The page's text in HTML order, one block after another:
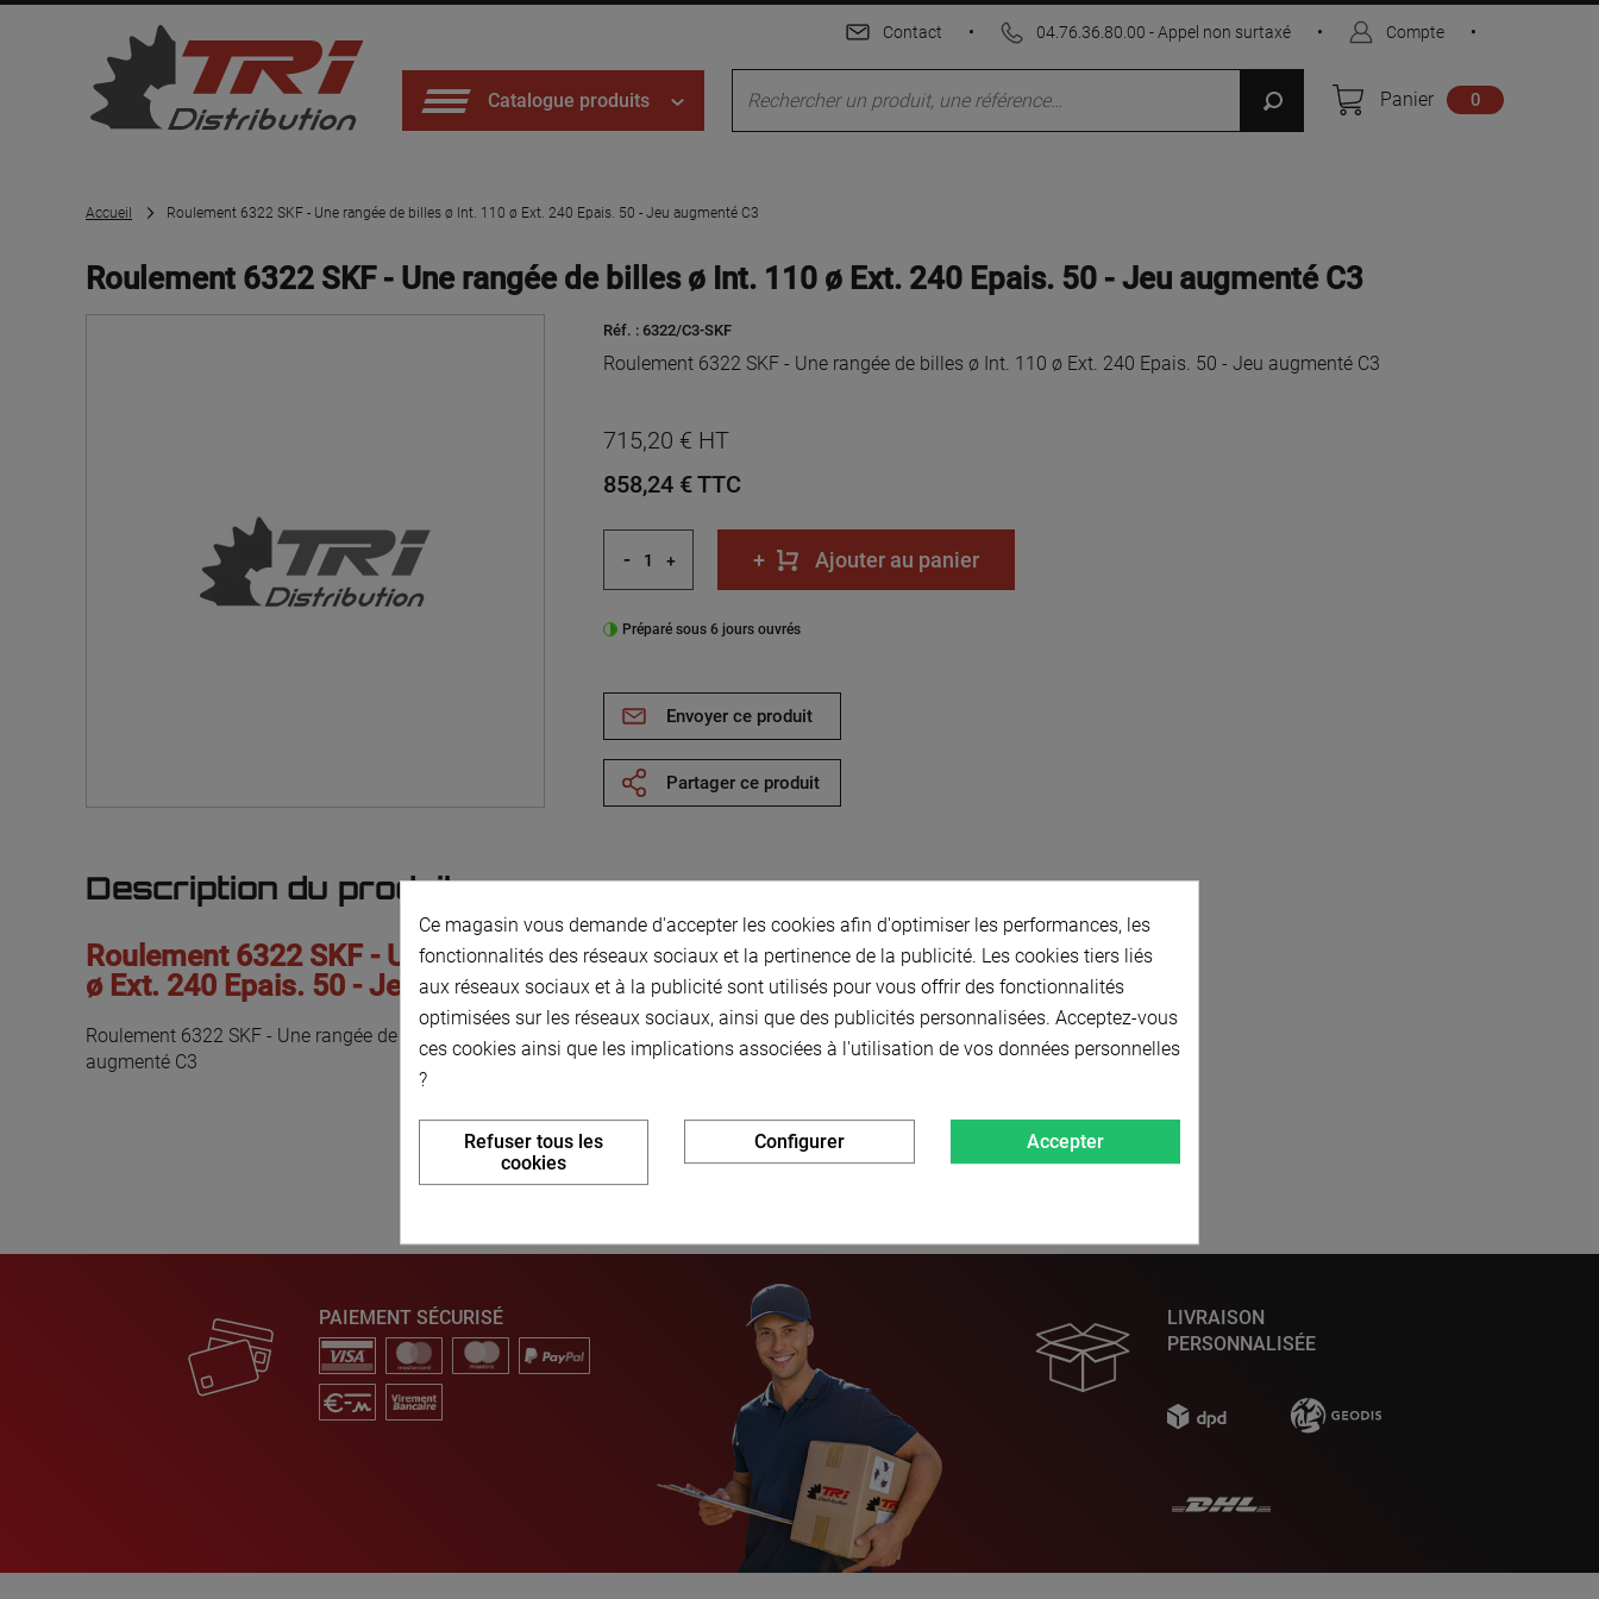
Catalogue produits Panier 0
Contact • 04.76.36.80.00 - Appel non surtaxé • Compte •
Accueil Roulement 6322 SKF - Une rangée de billes ø Int. 110 ø Ext. 240 Epais. 50 - Jeu augmenté C3
Roulement 6322 SKF - Une rangée de billes ø Int. 110 ø Ext. 240 Epais. 50 - Jeu augmenté C3
Réf. : 6322/C3-SKF
Roulement 6322 SKF - Une rangée de billes ø Int. 110 ø Ext. 240 Epais. 50 - Jeu augmenté C3
715,20 € HT
858,24 €TTC
- + + Ajouter au panier
Préparé sous 6 jours ouvrés
Envoyer ce produit
Partager ce produit
Description du produit
Roulement 6322 SKF - Une rangée de billes ø Int. 110
ø Ext. 240 Epais. 50 - Jeu augmenté C3
Roulement 6322 SKF - Une rangée de billes ø Int. 110 ø Ext. 240 Epais. 50 - Jeu
augmenté C3
PAIEMENT SÉCURISÉ
LIVRAISON
PERSONNALISÉE
Ce magasin vous demande d'accepter les cookies afin d'optimiser les performances, les
fonctionnalités des réseaux sociaux et la pertinence de la publicité. Les cookies tiers liés
aux réseaux sociaux et à la publicité sont utilisés pour vous offrir des fonctionnalités
optimisées sur les réseaux sociaux, ainsi que des publicités personnalisées. Acceptez-vous
ces cookies ainsi que les implications associées à l'utilisation de vos données personnelles
?
Accepter
Refuser tous les
cookies
Configurer